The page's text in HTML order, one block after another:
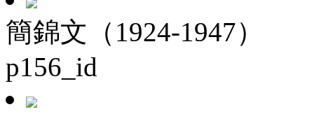
簡錦文（1924-1947）
p156_id